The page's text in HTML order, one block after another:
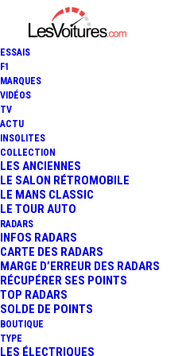
ESSAIS
F1
MARQUES
VIDÉOS
TV
ACTU
INSOLITES
COLLECTION
LES ANCIENNES
LE SALON RÉTROMOBILE
LE MANS CLASSIC
LE TOUR AUTO
RADARS
INFOS RADARS
CARTE DES RADARS
MARGE D’ERREUR DES RADARS
RÉCUPÉRER SES POINTS
TOP RADARS
SOLDE DE POINTS
BOUTIQUE
TYPE
LES ÉLECTRIQUES
17 mars 2020